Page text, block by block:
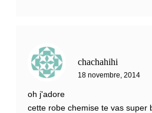
chachahihi
18 novembre, 2014
oh j'adore
cette robe chemise te vas super